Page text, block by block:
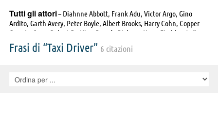
Tutti gli attori– Diahnne Abbott, Frank Adu, Victor Argo, Gino
Ardito, Garth Avery, Peter Boyle, Albert Brooks, Harry Cohn, Copper
Cunningham, Robert De Niro, Brenda Dickson, Harry Fischler, Jodie
Foster, Nat Grant, Leonard Harris, Richard Higgs, Beau Kayser, Harvey
Keitel, Victor Magnotta, Bob Maroff, Norman Matlock, Bill Minkin,
Shields, Ralph S. Singleton, Joe Spinell, Maria Turner, Robin Utt, ,
Frasi di “Taxi Driver” 6 citazioni